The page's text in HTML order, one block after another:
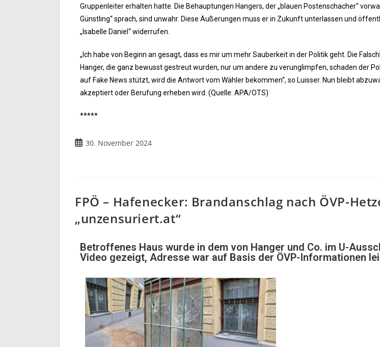
Gruppenleiter erhalten hatte. Die Behauptungen Hangers, der „blauen Postenschacher“
Günstling“ sprach, sind unwahr. Diese Äußerungen muss er in Zukunft unterlassen und
„Isabelle Daniel“ widerrufen.
„Ich habe von Beginn an gesagt, dass es mir um mehr Sauberkeit in der Politik geht. Die
Hanger, die ganz bewusst gestreut wurden, nur um andere zu verunglimpfen, schaden der
auf Fake News stützt, wird die Antwort vom Wähler bekommen“, so Luisser. Nun bleibt
akzeptiert oder Berufung erheben wird. (Quelle: APA/OTS)
*****
30. November 2024
FPÖ – Hafenecker: Brandanschlag nach ÖVP-
„unzensuriert.at“
Betroffenes Haus wurde in dem von Hanger und Co. im U-
Video gezeigt, Adresse war auf Basis der ÖVP-Informationen